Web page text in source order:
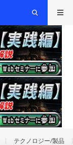
テクノロジー/製品